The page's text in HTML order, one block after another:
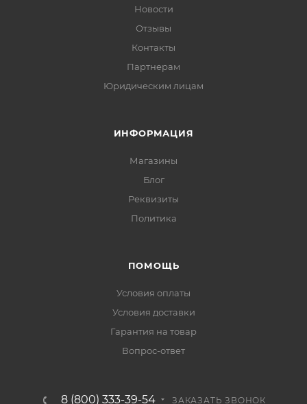
Новости
Отзывы
Контакты
Партнерам
Юридическим лицам
ИНФОРМАЦИЯ
Магазины
Блог
Реквизиты
Политика
ПОМОЩЬ
Условия оплаты
Условия доставки
Гарантия на товар
Вопрос-ответ
8 (800) 333-39-54 ЗАКАЗАТЬ ЗВОНОК